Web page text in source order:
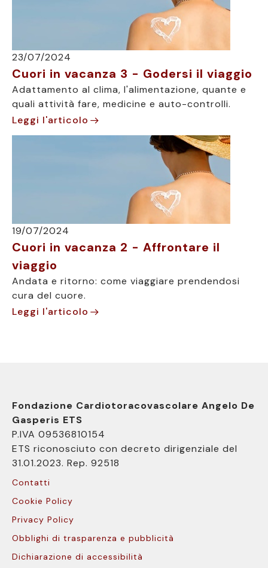
23/07/2024
Cuori in vacanza 3 - Godersi il viaggio
Adattamento al clima, l'alimentazione, quante e
quali attività fare, medicine e auto-controlli.
Leggi l'articolo
19/07/2024
Cuori in vacanza 2 - Affrontare il
viaggio
Andata e ritorno: come viaggiare prendendosi
cura del cuore.
Leggi l'articolo
Fondazione Cardiotoracovascolare Angelo De
Gasperis ETS
P.IVA 09536810154
ETS riconosciuto con decreto dirigenziale del
31.01.2023. Rep. 92518
Contatti
Cookie Policy
Privacy Policy
Obblighi di trasparenza e pubblicità
Dichiarazione di accessibilità